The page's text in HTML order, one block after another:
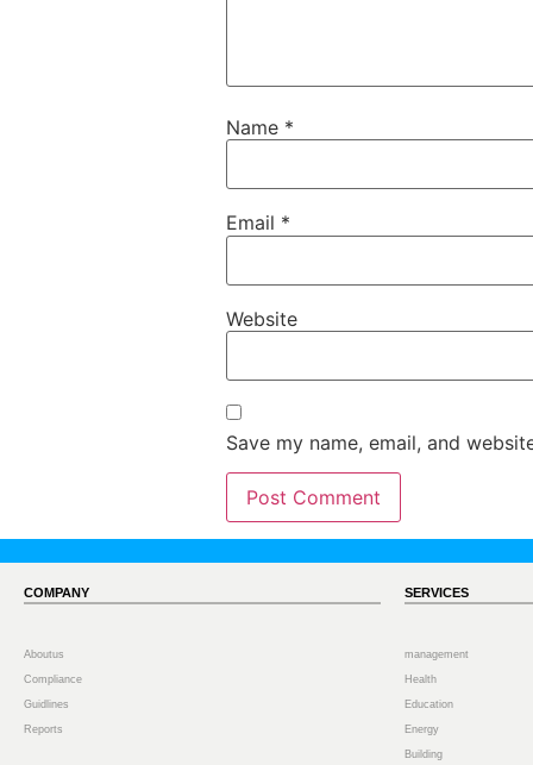
Name *
Email *
Website
Save my name, email, and
COMPANY
Aboutus
Compliance
Guidlines
Reports
SERVICES
management
Health
Education
Energy
Building